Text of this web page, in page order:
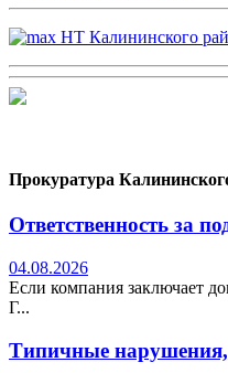
Прокуратура
Ответственность за
04.08.2026
Если компания заключает
Г...
Типичные нарушения,